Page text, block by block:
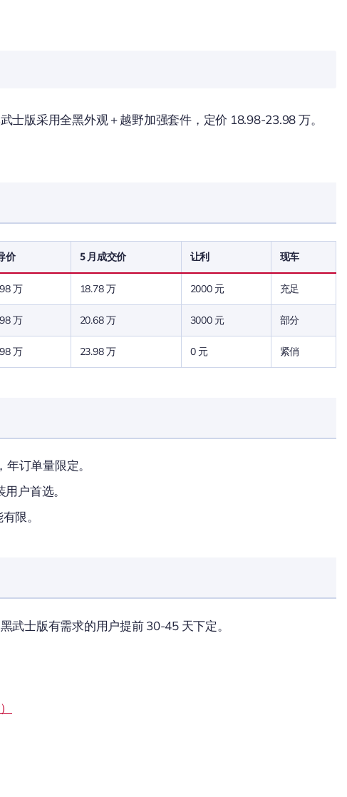
士版采用全黑外观 + 越野加强套件，定价 18.98-23.98 万。
价 5 月成交价 让利 现车
万 18.78 万 2000 元 充足
万 20.68 万 3000 元 部分
万 23.98 万 0 元 紧俏
订单量限定。
户首选。
限。
武士版有需求的用户提前 30-45 天下定。